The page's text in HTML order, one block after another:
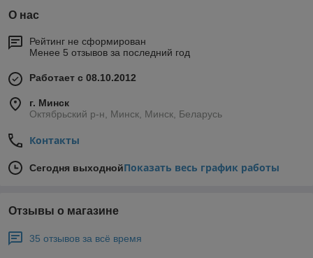
О нас
Рейтинг не сформирован
Менее 5 отзывов за последний год
Работает с 08.10.2012
г. Минск
Октябрьский р-н, Минск, Минск, Беларусь
Контакты
Сегодня выходнойПоказать весь график работы
Отзывы о магазине
35 отзывов за всё время